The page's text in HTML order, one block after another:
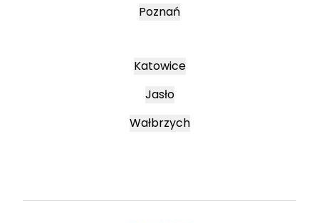
Poznań
Katowice
Jasło
Wałbrzych